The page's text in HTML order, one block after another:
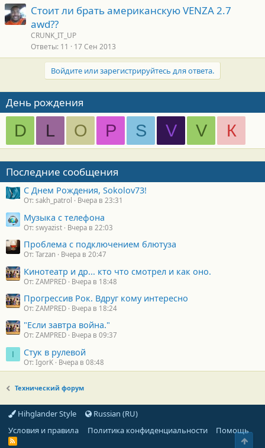
Стоит ли брать американскую VENZA 2.7
awd??
CRUNK_IT_UP
Ответы 11 17 Сен 2013
Войдите или зарегистрируйтесь для ответа.
День рождения
D L O P S V V К
Последние сообщения
С Днем Рождения, Sokolov73!
От: sakh_patrol Вчера в 23:31
Музыка с телефона
От: swyazist Вчера в 22:03
Проблема с подключением блютуза
От: Tarzan Вчера в 20:47
Кинотеатр и др... кто что смотрел и как оно.
От: ZAMPRED Вчера в 18:48
Прогрессив Рок. Вдруг кому интересно
От: ZAMPRED Вчера в 18:24
"Если завтра война."
От: ZAMPRED Вчера в 09:37
I Стук в рулевой
От: IgorK Вчера в 08:48
Технический форум
Hihglander Style
Russian (RU)
Условия и правила
Политика конфиденциальности Помощь
R